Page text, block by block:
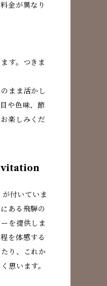
金が異なり
す。つきま
まま活かし
や色味、節
楽しみくだ
付いていま
ある飛騨の
を提供しま
を体感する
り、これか
思います。